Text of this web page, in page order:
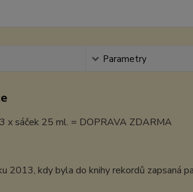
Parametry
x sáček 25 ml. = DOPRAVA ZDARMA
2013, kdy byla do knihy rekordů zapsaná